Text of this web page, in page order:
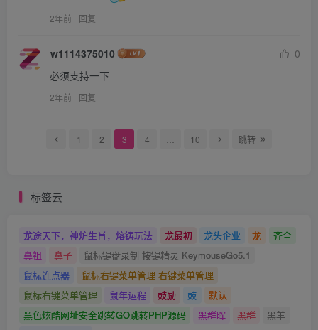
2年前 回复
w1114375010
0
必须支持一下
2年前 回复
1 2 3 4 10 跳转
标签云
龙途天下，神炉生肖，熔铸玩法 龙最初 龙头企业 龙
齐全
鼻祖
鼻子
鼠标键盘录制 按键精灵 KeymouseGo5.1
鼠标连点器
鼠标右键菜单管理 右键菜单管理
鼠标右键菜单管理
鼠年运程 鼓励 鼓
默认
黑色炫酷网址安全跳转GO跳转PHP源码
黑群晖 黑群
黑羊